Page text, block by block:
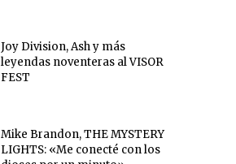
Joy Division, Ash y más
leyendas noventeras al VISOR
FEST
Mike Brandon, THE MYSTERY
LIGHTS: «Me conecté con los